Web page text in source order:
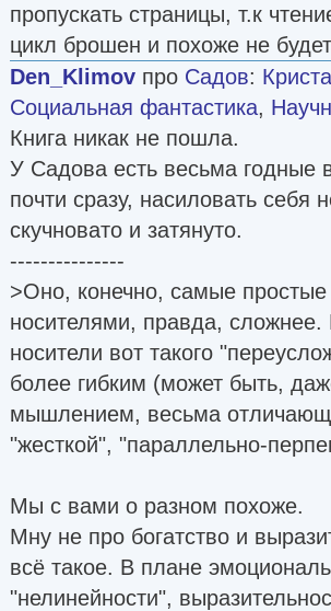
пропускать страницы, т.к
цикл брошен и похоже не
Den_Klimov про Садов:
Социальная фантастика,
Книга никак не пошла.
У Садова есть весьма
почти сразу, насиловать себя
скучновато и затянуто.
---------------
>Оно, конечно, самые
носителями, правда, сложнее.
носители вот такого
более гибким (может быть,
мышлением, весьма
"жесткой", "параллельно-
Мы с вами о разном похоже.
Мну не про богатство и
всё такое. В плане
"нелинейности",